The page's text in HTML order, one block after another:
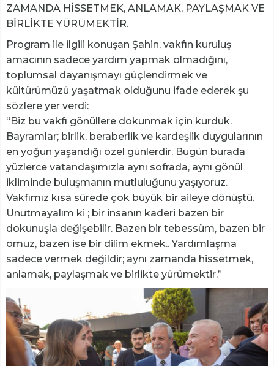
ZAMANDA HİSSETMEK, ANLAMAK, PAYLAŞMAK VE
BİRLİKTE YÜRÜMEKTİR.
Program ile ilgili konuşan Şahin, vakfın kuruluş
amacının sadece yardım yapmak olmadığını,
toplumsal dayanışmayı güçlendirmek ve
kültürümüzü yaşatmak olduğunu ifade ederek şu
sözlere yer verdi:
“Biz bu vakfı gönüllere dokunmak için kurduk.
Bayramlar; birlik, beraberlik ve kardeşlik duygularının
en yoğun yaşandığı özel günlerdir. Bugün burada
yüzlerce vatandaşımızla aynı sofrada, aynı gönül
ikliminde buluşmanın mutluluğunu yaşıyoruz.
Vakfımız kısa sürede çok büyük bir aileye dönüştü.
Unutmayalım ki ; bir insanın kaderi bazen bir
dokunuşla değişebilir. Bazen bir tebessüm, bazen bir
omuz, bazen ise bir dilim ekmek.. Yardımlaşma
sadece vermek değildir; aynı zamanda hissetmek,
anlamak, paylaşmak ve birlikte yürümektir.”